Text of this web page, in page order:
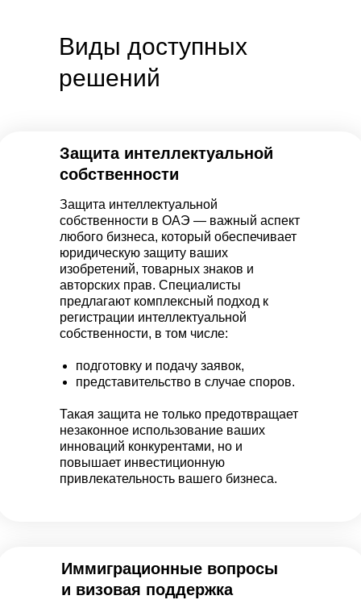
Виды доступных
решений
Защита интеллектуальной
собственности в ОАЭ — важный аспект
любого бизнеса, который обеспечивает
юридическую защиту ваших
изобретений, товарных знаков и
авторских прав. Специалисты
предлагают комплексный подход к
регистрации интеллектуальной
собственности, в том числе:
подготовку и подачу заявок,
представительство в случае споров.
Такая защита не только предотвращает
незаконное использование ваших
инноваций конкурентами, но и
повышает инвестиционную
привлекательность вашего бизнеса.
Защита интеллектуальной
собственности
Иммиграционные вопросы
и визовая поддержка